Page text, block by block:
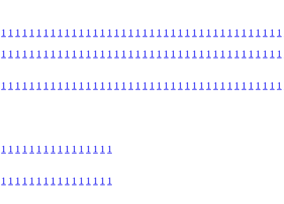
1 1 1 1 1 1 1 1 1 1 1 1 1 1 1 1 1 1 1 1 1 1 1 1 1 1 1 1 1 1 1 1 1 1 1 1 1 1 1 1
1 1 1 1 1 1 1 1 1 1 1 1 1 1 1 1 1 1 1 1 1 1 1 1 1 1 1 1 1 1 1 1 1 1 1 1 1 1 1 1
1 1 1 1 1 1 1 1 1 1 1 1 1 1 1 1 1 1 1 1 1 1 1 1 1 1 1 1 1 1 1 1 1 1 1 1 1 1 1 1
1 1 1 1 1 1 1 1 1 1 1 1 1 1 1 1
1 1 1 1 1 1 1 1 1 1 1 1 1 1 1 1